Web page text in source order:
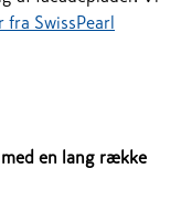
SwissPearl
med en lang række